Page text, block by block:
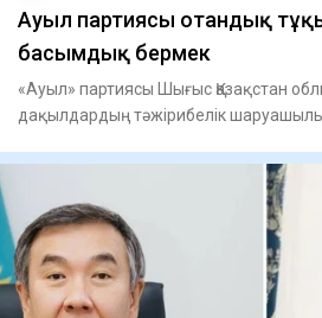
Ауыл партиясы отандық
басымдық бермек
«Ауыл» партиясы Шығыс Қазақстан
дақылдардың тәжірибелік